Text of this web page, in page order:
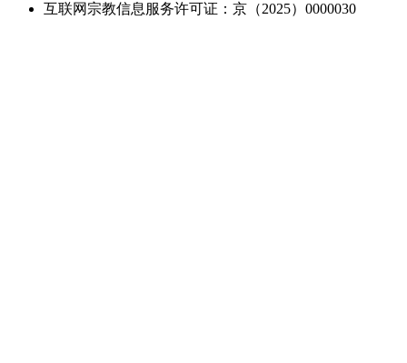
互联网宗教信息服务许可证：京（2025）0000030